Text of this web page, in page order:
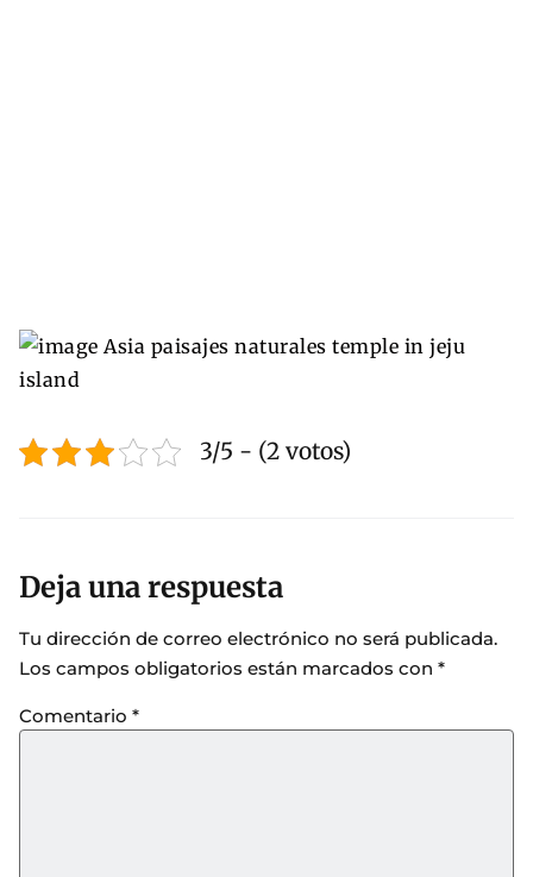
3/5 - (2 votos)
Deja una respuesta
Tu dirección de correo electrónico no será publicada.
Los campos obligatorios están marcados con *
Comentario *